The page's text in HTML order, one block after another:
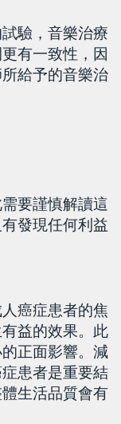
驗，音樂治療
有一致性，因
給予的音樂治
要謹慎解讀這
發現任何利益
癌症患者的焦
益的效果。此
正面影響。減
患者是重要結
生活品質會有